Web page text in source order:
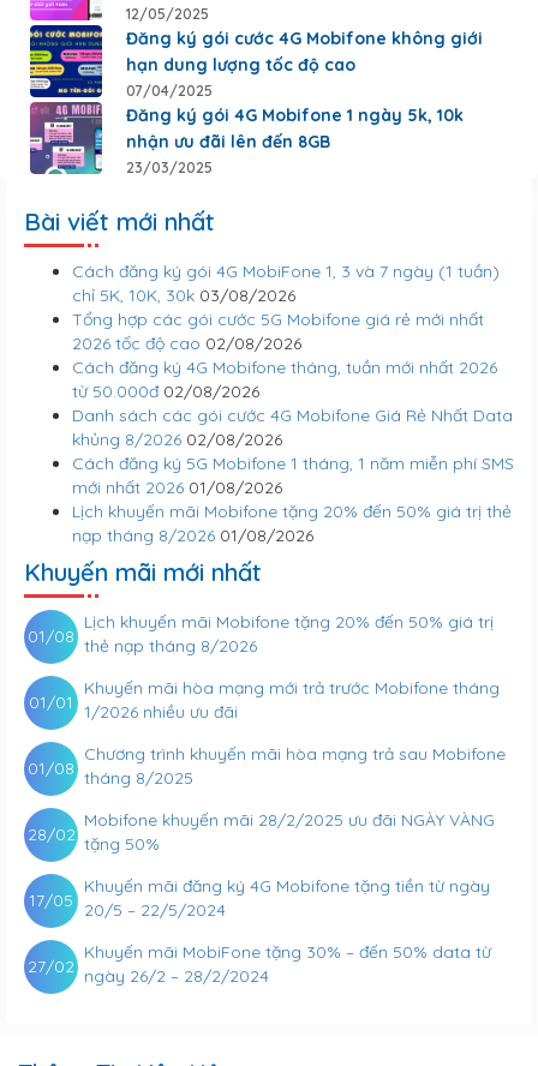
12/05/2025
Đăng ký gói cước 4G Mobifone không giới
hạn dung lượng tốc độ cao
07/04/2025
Đăng ký gói 4G Mobifone 1 ngày 5k, 10k
nhận ưu đãi lên đến 8GB
23/03/2025
Bài viết mới nhất
Cách đăng ký gói 4G MobiFone 1, 3 và 7 ngày (1 tuần)
chỉ 5K, 10K, 30k 03/08/2026
Tổng hợp các gói cước 5G Mobifone giá rẻ mới nhất
2026 tốc độ cao 02/08/2026
Cách đăng ký 4G Mobifone tháng, tuần mới nhất 2026
từ 50.000đ 02/08/2026
Danh sách các gói cước 4G Mobifone Giá Rẻ Nhất Data
khủng 8/2026 02/08/2026
Cách đăng ký 5G Mobifone 1 tháng, 1 năm miễn phí SMS
mới nhất 2026 01/08/2026
Lịch khuyến mãi Mobifone tặng 20% đến 50% giá trị thẻ
nạp tháng 8/2026 01/08/2026
Khuyến mãi mới nhất
Lịch khuyến mãi Mobifone tặng 20% đến 50% giá trị
thẻ nạp tháng 8/2026
01/08
Khuyến mãi hòa mạng mới trả trước Mobifone tháng
1/2026 nhiều ưu đãi
01/01
Chương trình khuyến mãi hòa mạng trả sau Mobifone
tháng 8/2025
01/08
Mobifone khuyến mãi 28/2/2025 ưu đãi NGÀY VÀNG
tặng 50%
28/02
Khuyến mãi đăng ký 4G Mobifone tặng tiền từ ngày
20/5 – 22/5/2024
17/05
Khuyến mãi MobiFone tặng 30% – đến 50% data từ
ngày 26/2 – 28/2/2024
27/02